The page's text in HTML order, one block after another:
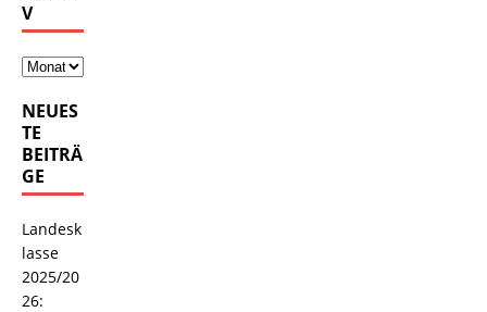
V
NEUES
TE
BEITRÄ
GE
Landesk
lasse
2025/20
26: